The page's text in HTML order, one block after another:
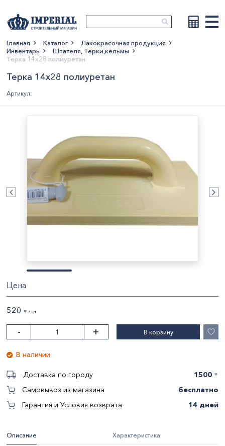
Показать больше
Главная Каталог
Лакокрасочная продукция
Инвентарь
Шпателя, Терки,кельмы
Терка 14х28 полиуретан
Терка 14х28 полиуретан
Артикул:
Описание Характеристика
Цена
520 〒 / шт
- + В корзину
В наличии
Доставка по городу 1500 〒
Самовывоз из магазина
бесплатно
Гарантия и Условия возврата
14 дней